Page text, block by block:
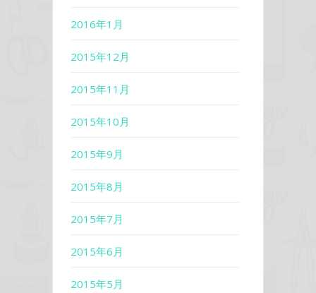
2016年1月
2015年12月
2015年11月
2015年10月
2015年9月
2015年8月
2015年7月
2015年6月
2015年5月